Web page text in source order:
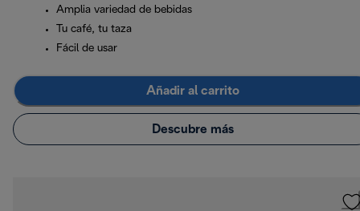
Amplia variedad de bebidas
Tu café, tu taza
Fácil de usar
Añadir al carrito
Descubre más